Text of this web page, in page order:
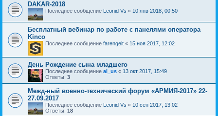
DAKAR-2018
Последнее сообщение Leonid Vs « 10 янв 2018, 00:50
Бесплатный вебинар по работе с панелями оператора
Kinco
Последнее сообщение farengeit « 15 ноя 2017, 12:02
День Рождение сына младшего
Последнее сообщение al_us « 13 окт 2017, 15:49
Ответы: 3
Межд-ный военно-технический форум «АРМИЯ-2017» 22-
27.09.2017
Последнее сообщение Leonid Vs « 10 сен 2017, 13:02
Ответы: 18